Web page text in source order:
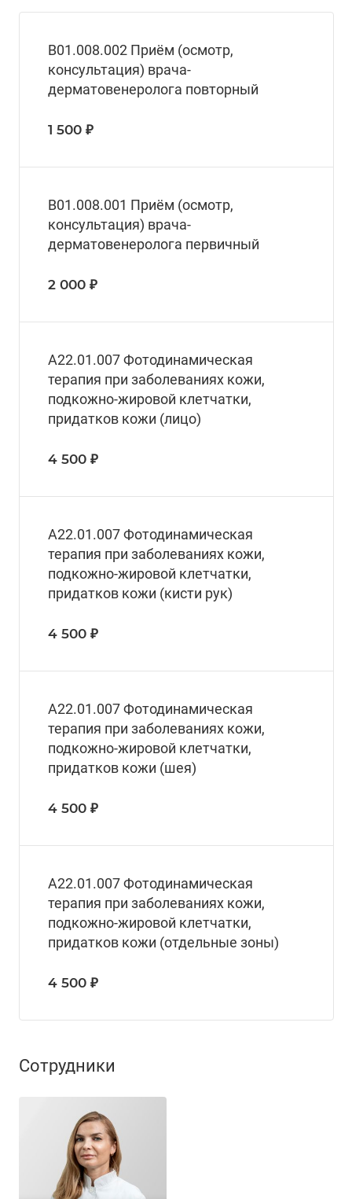
B01.008.002 Приём (осмотр,
консультация) врача-
дерматовенеролога повторный
1 500 ₽
B01.008.001 Приём (осмотр,
консультация) врача-
дерматовенеролога первичный
2 000 ₽
А22.01.007 Фотодинамическая
терапия при заболеваниях кожи,
подкожно-жировой клетчатки,
придатков кожи (лицо)
4 500 ₽
А22.01.007 Фотодинамическая
терапия при заболеваниях кожи,
подкожно-жировой клетчатки,
придатков кожи (кисти рук)
4 500 ₽
А22.01.007 Фотодинамическая
терапия при заболеваниях кожи,
подкожно-жировой клетчатки,
придатков кожи (шея)
4 500 ₽
А22.01.007 Фотодинамическая
терапия при заболеваниях кожи,
подкожно-жировой клетчатки,
придатков кожи (отдельные зоны)
4 500 ₽
Сотрудники